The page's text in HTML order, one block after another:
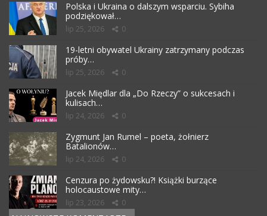
Polska i Ukraina o dalszym wsparciu. Sybiha
podziękował…
lip 25, 2026 0
19-letni obywatel Ukrainy zatrzymany podczas
próby…
lip 25, 2026 0
Jacek Międlar dla „Do Rzeczy” o sukcesach i
kulisach…
lip 24, 2026 0
Zygmunt Jan Rumel – poeta, żołnierz
Batalionów…
lip 24, 2026 0
Cenzura po żydowsku?! Książki burzące
holocaustowe mity…
lip 23, 2026 0